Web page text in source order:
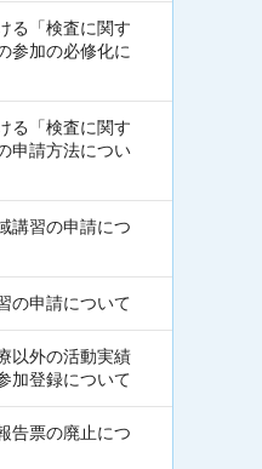
る「検査に関す
参加の必修化に
る「検査に関す
申請方法につい
講習の申請につ
の申請について
以外の活動実績
加登録について
告票の廃止につ